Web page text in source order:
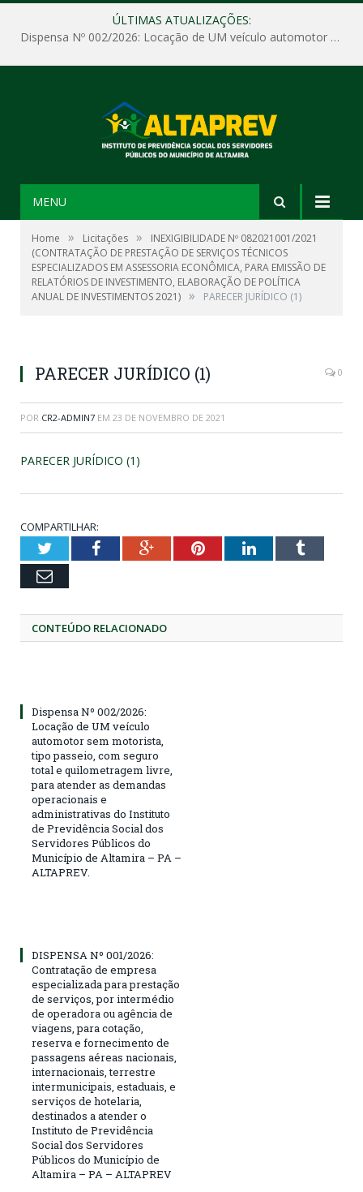
ÚLTIMAS ATUALIZAÇÕES:
Dispensa Nº 002/2026: Locação de UM veículo automotor sem motorista, tipo passeio, com seguro total e quilometragem livre, para atender as demandas operacionais e administrativas do Instituto de Previdência Social dos Servidores Públicos do Município de Altamira – PA – ALTAPREV.
MENU
Home » Licitações »
INEXIGIBILIDADE Nº 082021001/2021
(CONTRATAÇÃO DE PRESTAÇÃO DE SERVIÇOS TÉCNICOS
ESPECIALIZADOS EM ASSESSORIA ECONÔMICA, PARA EMISSÃO DE
RELATÓRIOS DE INVESTIMENTO, ELABORAÇÃO DE POLÍTICA
ANUAL DE INVESTIMENTOS 2021) » PARECER JURÍDICO (1)
PARECER JURÍDICO (1) 0
POR CR2-ADMIN7 EM 23 DE NOVEMBRO DE 2021
PARECER JURÍDICO (1)
COMPARTILHAR:
TwitterFacebookGoogle+PinterestLinkedInTumblr
Email
CONTEÚDO RELACIONADO
Dispensa Nº 002/2026:
Locação de UM veículo
automotor sem motorista,
tipo passeio, com seguro
total e quilometragem livre,
para atender as demandas
operacionais e
administrativas do Instituto
de Previdência Social dos
Servidores Públicos do
Município de Altamira – PA –
ALTAPREV.
DISPENSA Nº 001/2026:
Contratação de empresa
especializada para prestação
de serviços, por intermédio
de operadora ou agência de
viagens, para cotação,
reserva e fornecimento de
passagens aéreas nacionais,
internacionais, terrestre
intermunicipais, estaduais, e
serviços de hotelaria,
destinados a atender o
Instituto de Previdência
Social dos Servidores
Públicos do Município de
Altamira – PA – ALTAPREV